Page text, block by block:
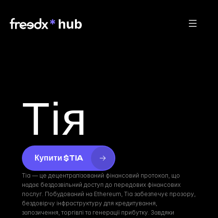
Тія
Купити $TIA
Tia — це децентралізований фінансовий протокол, що
надає бездозвільний доступ до передових фінансових
послуг. Побудований на Ethereum, Tia забезпечує прозору,
бездовірчу інфраструктуру для кредитування,
запозичення, торгівлі та генерації прибутку. Завдяки